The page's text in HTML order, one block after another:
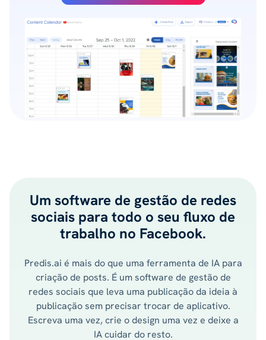
Um software de gestão de redes
sociais para todo o seu fluxo de
trabalho no Facebook.
Predis.ai é mais do que uma ferramenta de IA para
criação de posts. É um software de gestão de
redes sociais que leva uma publicação da ideia à
publicação sem precisar trocar de aplicativo.
Escreva uma vez, crie o design uma vez e deixe a
IA cuidar do resto.